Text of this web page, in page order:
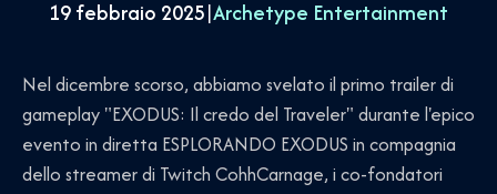
19 febbraio 2025|Archetype Entertainment
Nel dicembre scorso, abbiamo svelato il primo trailer di
gameplay "EXODUS: Il credo del Traveler" durante l'epico
evento in diretta ESPLORANDO EXODUS in compagnia
dello streamer di Twitch CohhCarnage, i co-fondatori